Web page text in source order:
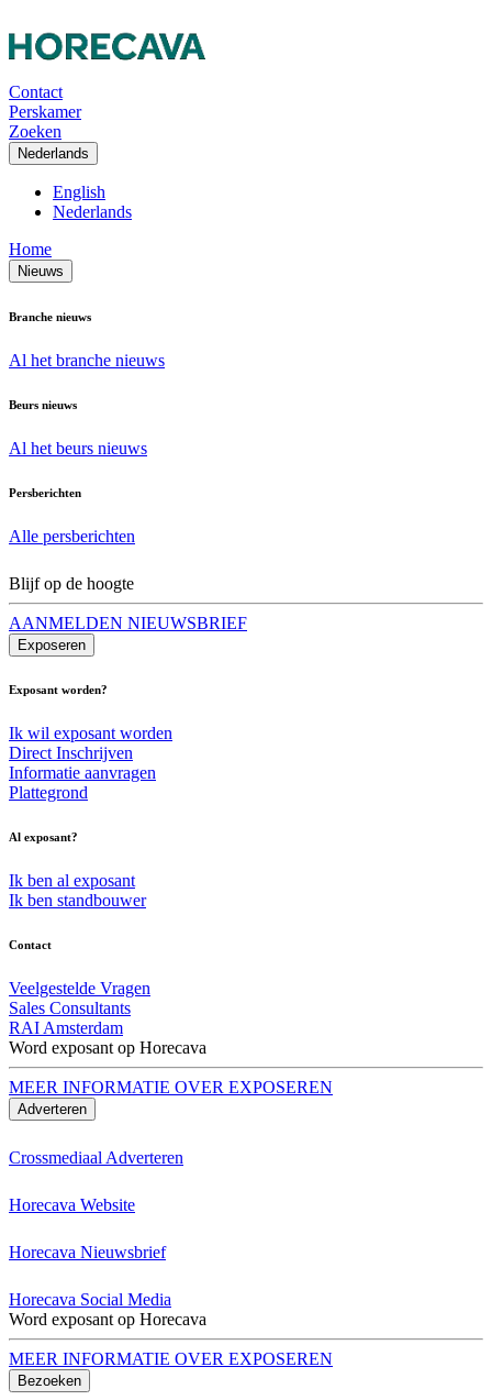
Contact
Perskamer
Zoeken
Nederlands
English
Nederlands
Home
Nieuws
Branche nieuws
Al het branche nieuws
Beurs nieuws
Al het beurs nieuws
Persberichten
Alle persberichten
Blijf op de hoogte
AANMELDEN NIEUWSBRIEF
Exposeren
Exposant worden?
Ik wil exposant worden
Direct Inschrijven
Informatie aanvragen
Plattegrond
Al exposant?
Ik ben al exposant
Ik ben standbouwer
Contact
Veelgestelde Vragen
Sales Consultants
RAI Amsterdam
Word exposant op Horecava
MEER INFORMATIE OVER EXPOSEREN
Adverteren
Crossmediaal Adverteren
Horecava Website
Horecava Nieuwsbrief
Horecava Social Media
Word exposant op Horecava
MEER INFORMATIE OVER EXPOSEREN
Bezoeken